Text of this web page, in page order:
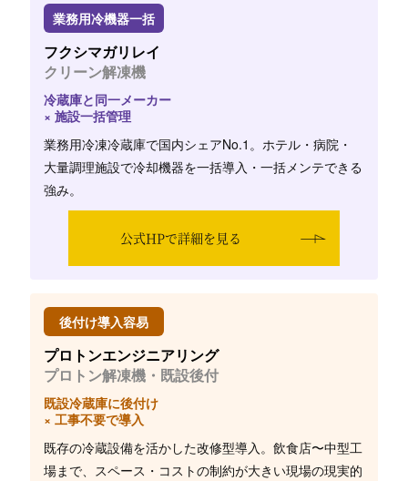
業務用冷機器一括
フクシマガリレイ
クリーン解凍機
冷蔵庫と同一メーカー
× 施設一括管理
業務用冷凍冷蔵庫で国内シェアNo.1。ホテル・病院・
大量調理施設で冷却機器を一括導入・一括メンテできる
強み。
公式HPで詳細を見る
後付け導入容易
プロトンエンジニアリング
プロトン解凍機・既設後付
既設冷蔵庫に後付け
× 工事不要で導入
既存の冷蔵設備を活かした改修型導入。飲食店〜中型工
場まで、スペース・コストの制約が大きい現場の現実的